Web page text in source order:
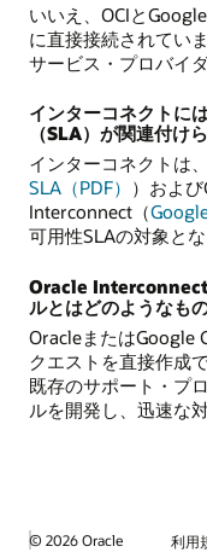
いいえ、OCIと
に直接接続されてい
サービス・プロバイ
インターコネクトに
（SLA）が関連付け
インターコネクトは
SLA（PDF） ）およ
Interconnect（
可用性SLAの対象とな
Oracle Interconnect
ルとはどのようなも
OracleまたはGoogle
クエストを直接作成
既存のサポート・プ
ルを開発し、迅速な
© 2026 Oracle 利用